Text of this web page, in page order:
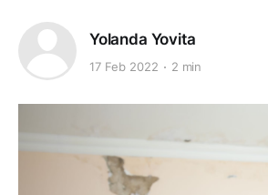
Yolanda Yovita
17 Feb 2022 2 min